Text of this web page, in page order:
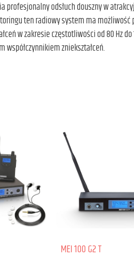
profesjonalny odsłuch douszny w
ten radiowy system ma możliwość
w zakresie częstotliwości od 80 Hz
współczynnikiem zniekształceń.
MEI 100 G2 T